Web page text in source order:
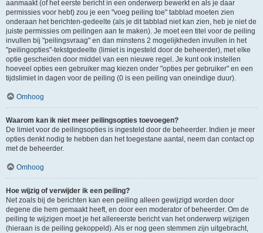
aanmaakt (of het eerste bericht in een onderwerp bewerkt en als je daar
permissies voor hebt) zou je een "voeg peiling toe" tabblad moeten zien
onderaan het berichten-gedeelte (als je dit tabblad niet kan zien, heb je niet de
juiste permissies om peilingen aan te maken). Je moet een titel voor de peiling
invullen bij "peilingsvraag" en dan minstens 2 mogelijkheden invullen in het
"peilingopties"-tekstgedeelte (limiet is ingesteld door de beheerder), met elke
optie gescheiden door middel van een nieuwe regel. Je kunt ook instellen
hoeveel opties een gebruiker mag kiezen onder "opties per gebruiker" en een
tijdslimiet in dagen voor de peiling (0 is een peiling van oneindige duur).
Omhoog
Waarom kan ik niet meer peilingsopties toevoegen?
De limiet voor de peilingsopties is ingesteld door de beheerder. Indien je meer
opties denkt nodig te hebben dan het toegestane aantal, neem dan contact op
met de beheerder.
Omhoog
Hoe wijzig of verwijder ik een peiling?
Net zoals bij de berichten kan een peiling alleen gewijzigd worden door
degene die hem gemaakt heeft, en door een moderator of beheerder. Om de
peiling te wijzigen moet je het allereerste bericht van het onderwerp wijzigen
(hieraan is de peiling gekoppeld). Als er nog geen stemmen zijn uitgebracht,